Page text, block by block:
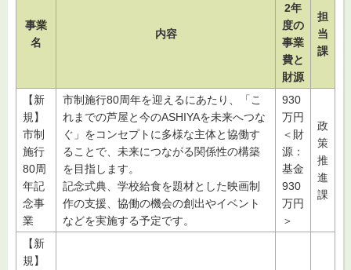
事業
名
内容
2年
度の
事業
費と
財源
担
当
課
【新
規】
市制
施行
80周
年記
念事
業
市制施行80周年を迎えるにあたり、「こ
れまでの芦屋と今のASHIYAを未来へつな
ぐ」をコンセプトに多様な主体と協働す
ることで、未来につながる関係性の構築
を目指します。
記念式典、学校給食を題材とした映画制
作の支援、協働の機会の創出やイベント
などを実施する予定です。
930
万円
＜財
源：
基金
930
万円
＞
政
策
推
進
課
【新
規】